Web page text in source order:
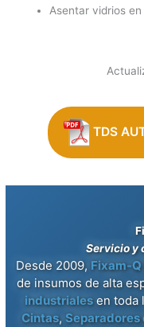
Asentar vidrios en
TDS
Servicio y
Desde 2009, Fixam-
de insumos de alta
industrialesen toda
Cintas, Separadores